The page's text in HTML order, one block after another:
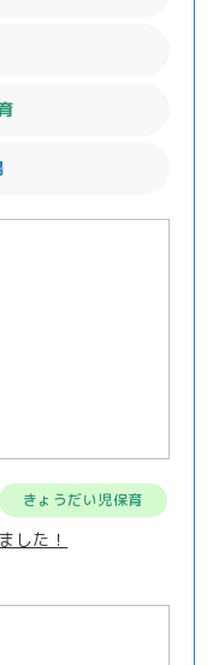
きょうだい児保育
した！